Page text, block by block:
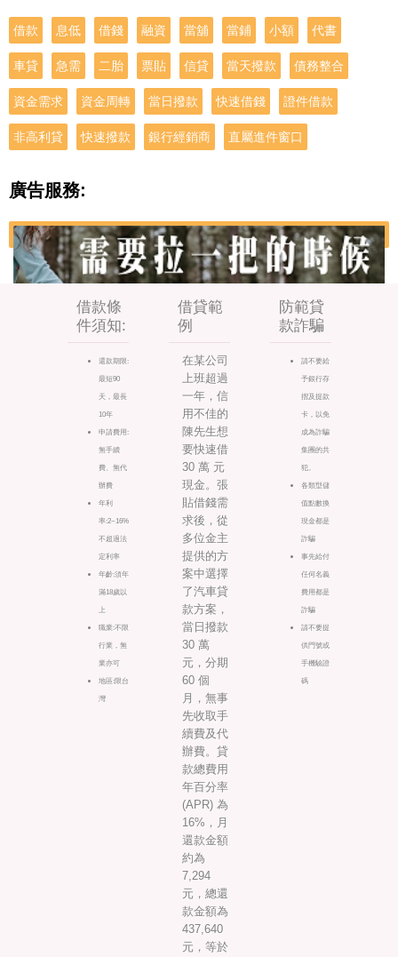
借款 息低 借錢 融資 當舖 當鋪 小額 代書
車貸 急需 二胎 票貼 信貸 當天撥款 債務整合
資金需求 資金周轉 當日撥款 快速借錢 證件借款
非高利貸 快速撥款 銀行經銷商 直屬進件窗口
廣告服務:
借款條
件須知:
還款期限:
最短90
天，最長
10年
申請費用:
無手續
費、無代
辦費
年利
率:2~16%
不超過法
定利率
年齡:須年
滿18歲以
上
職業:不限
行業，無
業亦可
地區:限台
灣
借貸範
例
在某公司
上班超過
一年，信
用不佳的
陳先生想
要快速借
30 萬 元
現金。張
貼借錢需
求後，從
多位金主
提供的方
案中選擇
了汽車貸
款方案，
當日撥款
30 萬
元，分期
60 個
月，無事
先收取手
續費及代
辦費。貸
款總費用
年百分率
(APR) 為
16%，月
還款金額
約為
7,294
元，總還
款金額為
437,640
元，等於
防範貸
款詐騙
請不要給
予銀行存
摺及提款
卡，以免
成為詐騙
集團的共
犯。
各類型儲
值點數換
現金都是
詐騙
事先給付
任何名義
費用都是
詐騙
請不要提
供門號或
手機驗證
碼